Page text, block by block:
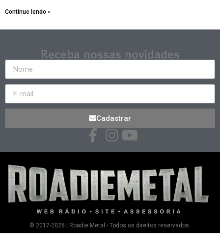
Continue lendo »
Receba nossas novidades
Cadastrar
© 2017-2026 | Roadie Metal - Todos os direitos reservados.